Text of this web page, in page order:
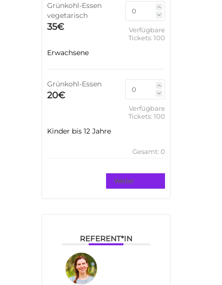
Grünkohl-Essen
vegetarisch
35€
Verfügbare
Tickets: 100
Erwachsene
Grünkohl-Essen
20€
Verfügbare
Tickets: 100
Kinder bis 12 Jahre
Gesamt: 0
Weiter
REFERENT*IN